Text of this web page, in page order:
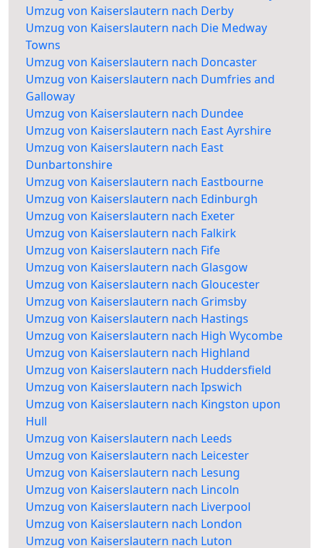
Umzug von Kaiserslautern nach Derby
Umzug von Kaiserslautern nach Die Medway
Towns
Umzug von Kaiserslautern nach Doncaster
Umzug von Kaiserslautern nach Dumfries and
Galloway
Umzug von Kaiserslautern nach Dundee
Umzug von Kaiserslautern nach East Ayrshire
Umzug von Kaiserslautern nach East
Dunbartonshire
Umzug von Kaiserslautern nach Eastbourne
Umzug von Kaiserslautern nach Edinburgh
Umzug von Kaiserslautern nach Exeter
Umzug von Kaiserslautern nach Falkirk
Umzug von Kaiserslautern nach Fife
Umzug von Kaiserslautern nach Glasgow
Umzug von Kaiserslautern nach Gloucester
Umzug von Kaiserslautern nach Grimsby
Umzug von Kaiserslautern nach Hastings
Umzug von Kaiserslautern nach High Wycombe
Umzug von Kaiserslautern nach Highland
Umzug von Kaiserslautern nach Huddersfield
Umzug von Kaiserslautern nach Ipswich
Umzug von Kaiserslautern nach Kingston upon
Hull
Umzug von Kaiserslautern nach Leeds
Umzug von Kaiserslautern nach Leicester
Umzug von Kaiserslautern nach Lesung
Umzug von Kaiserslautern nach Lincoln
Umzug von Kaiserslautern nach Liverpool
Umzug von Kaiserslautern nach London
Umzug von Kaiserslautern nach Luton